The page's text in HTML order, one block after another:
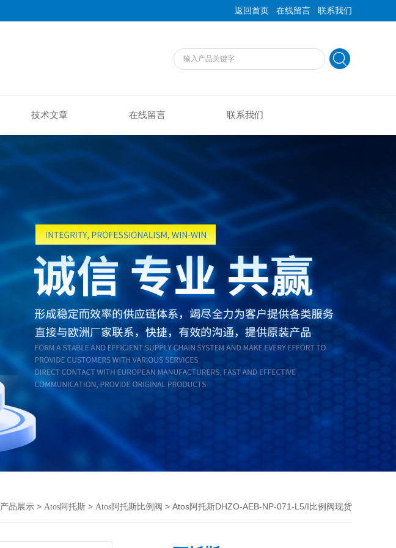
返回首页 | 在线留言 | 联系我们
技术文章 在线留言 联系我们
产品展示 > Atos阿托斯 > Atos阿托斯比例阀 > Atos阿托斯DHZO-AEB-NP-071-L5/I比例阀现货